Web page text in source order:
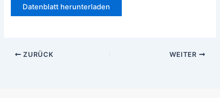
Datenblatt herunterladen
ZURÜCK WEITER